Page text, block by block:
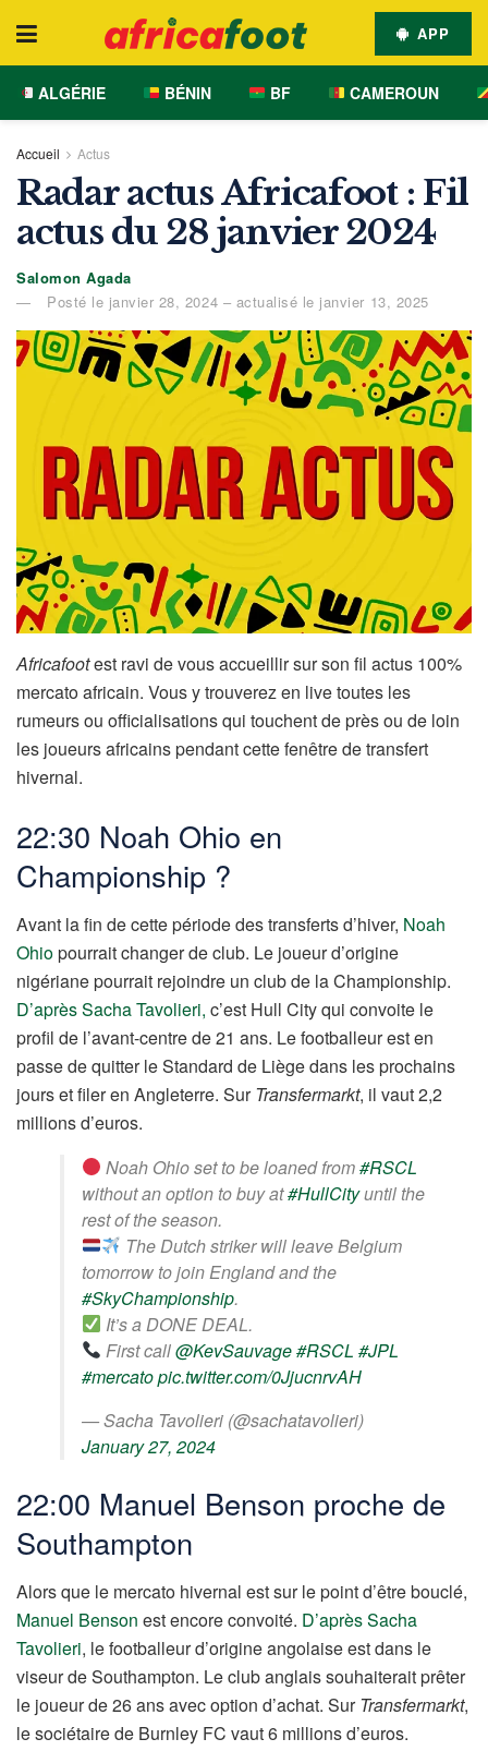
APP
ALGÉRIE BÉNIN BF CAMEROUN
Accueil Actus
Radar actus Africafoot : Fil
actus du 28 janvier 2024
Salomon Agada
Posté le janvier 28, 2024 – actualisé le janvier 13, 2025
Africafootest ravi de vous accueillir sur son fil actus 100%
mercato africain. Vous y trouverez en live toutes les
rumeurs ou officialisations qui touchent de près ou de loin
les joueurs africains pendant cette fenêtre de transfert
hivernal.
22:30 Noah Ohio en
Championship ?
Avant la fin de cette période des transferts d’hiver, Noah
Ohiopourrait changer de club. Le joueur d’origine
nigériane pourrait rejoindre un club de la Championship.
D’après Sacha Tavolieri, c’est Hull City qui convoite le
profil de l’avant-centre de 21 ans. Le footballeur est en
passe de quitter le Standard de Liège dans les prochains
jours et filer en Angleterre. Sur Transfermarkt, il vaut 2,2
millions d’euros.
Noah Ohio set to be loaned from#RSCL
without an option to buy at#HullCityuntil the
rest of the season.
The Dutch striker will leave Belgium
tomorrow to join England and the
#SkyChampionship.
It’s a DONE DEAL.
First call@KevSauvage#RSCL #JPL
#mercatopic.twitter.com/0JjucnrvAH
— Sacha Tavolieri (@sachatavolieri)
January 27, 2024
22:00 Manuel Benson proche de
Southampton
Alors que le mercato hivernal est sur le point d’être bouclé,
Manuel Benson est encore convoité. D’après Sacha
Tavolieri, le footballeur d’origine angolaise est dans le
viseur de Southampton. Le club anglais souhaiterait prêter
le joueur de 26 ans avec option d’achat. Sur Transfermarkt,
le sociétaire de Burnley FC vaut 6 millions d’euros.